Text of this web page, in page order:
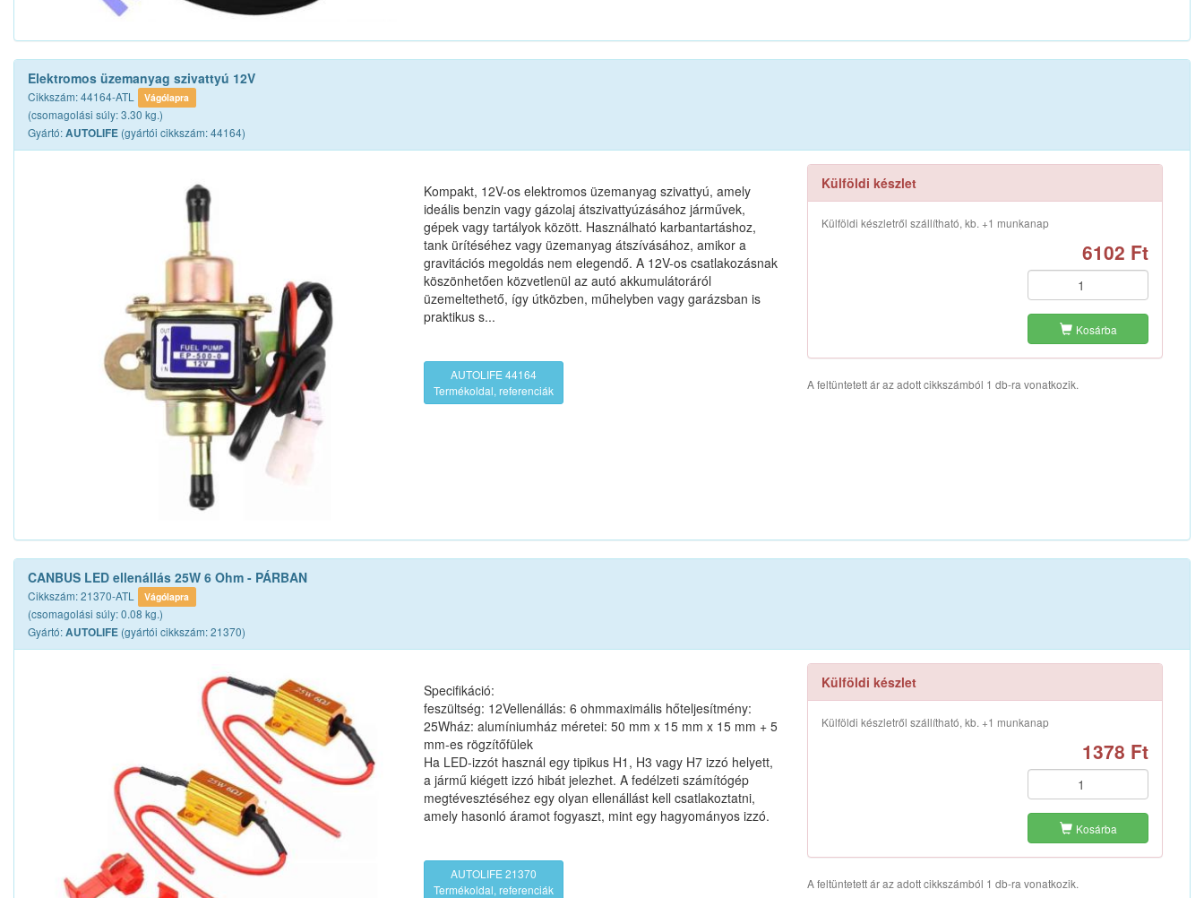
Elektromos üzemanyag szivattyú 12V
Cikkszám: 44164-ATL Vágólapra
(csomagolási súly: 3.30 kg.)
Gyártó:AUTOLIFE (gyártói cikkszám: 44164)
Kompakt, 12V-os elektromos üzemanyag szivattyú, amely
ideális benzin vagy gázolaj átszivattyúzásához járművek,
gépek vagy tartályok között. Használható karbantartáshoz,
tank ürítéséhez vagy üzemanyag átszívásához, amikor a
gravitációs megoldás nem elegendő. A 12V-os csatlakozásnak
köszönhetően közvetlenül az autó akkumulátoráról
üzemeltethető, így útközben, műhelyben vagy garázsban is
praktikus s...
AUTOLIFE 44164
Termékoldal, referenciák
Külföldi készlet
Külföldi készletről szállítható, kb. +1 munkanap
6102 Ft
Kosárba
A feltüntetett ár az adott cikkszámból 1 db-ra vonatkozik.
CANBUS LED ellenállás 25W 6 Ohm - PÁRBAN
Cikkszám: 21370-ATL Vágólapra
(csomagolási súly: 0.08 kg.)
Gyártó:AUTOLIFE (gyártói cikkszám: 21370)
Specifikáció:
feszültség: 12Vellenállás: 6 ohmmaximális hőteljesítmény:
25Wház: alumíniumház méretei: 50 mm x 15 mm x 15 mm + 5
mm-es rögzítőfülek
Ha LED-izzót használ egy tipikus H1, H3 vagy H7 izzó helyett,
a jármű kiégett izzó hibát jelezhet. A fedélzeti számítógép
megtévesztéséhez egy olyan ellenállást kell csatlakoztatni,
amely hasonló áramot fogyaszt, mint egy hagyományos izzó.
AUTOLIFE 21370
Termékoldal, referenciák
Külföldi készlet
Külföldi készletről szállítható, kb. +1 munkanap
1378 Ft
Kosárba
A feltüntetett ár az adott cikkszámból 1 db-ra vonatkozik.